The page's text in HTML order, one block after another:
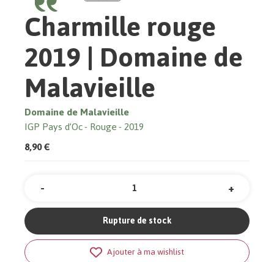
Charmille rouge
2019 | Domaine de
Malavieille
Domaine de Malavieille
IGP Pays d’Oc Rouge 2019
8,90 €
Quantité +
-
Rupture de stock
Ajouter à ma wishlist